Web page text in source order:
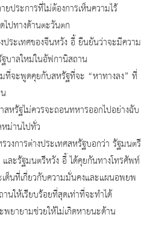
ารที่ไม่ต้องการเห็นความไร้
ปทางด้านตะวันตก
ศของจีนหวัง อี้ ยืนยันว่าจะมีความ
บาลใหม่ในอัฟกานิสถาน
คุยกับสหรัฐที่จะ “หาทางลง” ที่
ม่ควรจะถอนทหารออกไปอย่างฉับ
ม่านไปทั่ว
ต่างประเทศสหรัฐบอกว่า รัฐมนตรี
ละรัฐมนตรีหวัง อี้ ได้คุยกันทางโทรศัพท์
ยวกับความมั่นคงและแผนอพยพ
ให้เรียบร้อยที่สุดเท่าที่จะทำได้
มช่วยให้ไม่เกิดหายนะด้าน